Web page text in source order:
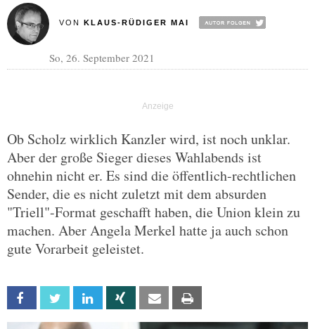
VON KLAUS-RÜDIGER MAI
So, 26. September 2021
Ob Scholz wirklich Kanzler wird, ist noch unklar.
Aber der große Sieger dieses Wahlabends ist
ohnehin nicht er. Es sind die öffentlich-rechtlichen
Sender, die es nicht zuletzt mit dem absurden
"Triell"-Format geschafft haben, die Union klein zu
machen. Aber Angela Merkel hatte ja auch schon
gute Vorarbeit geleistet.
Facebook Twitter Linkedin Xing Email